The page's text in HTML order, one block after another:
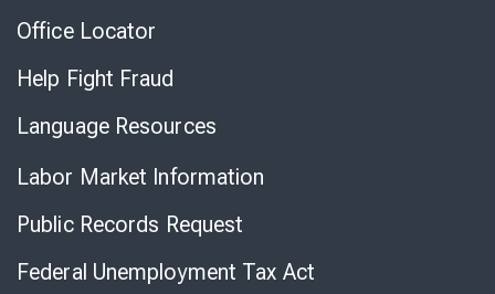
Office Locator
Help Fight Fraud
Language Resources
Labor Market Information
Public Records Request
Federal Unemployment Tax Act